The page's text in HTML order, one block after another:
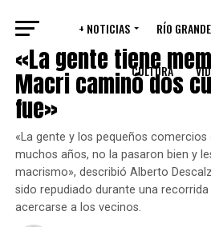
+ NOTICIAS RÍO GRANDE
CULTURA
NACIONALES
«La gente tiene
Macri caminó dos
fue»
«La gente y los pequeños comercios
muchos años, no la pasaron bien y
macrismo», describió Alberto
sido repudiado durante una
acercarse a los vecinos.